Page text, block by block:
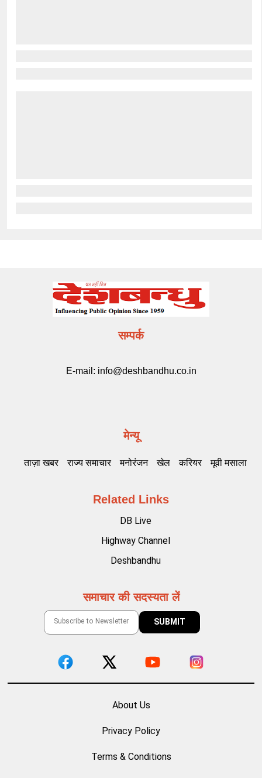
सम्पर्क
E-mail: info@deshbandhu.co.in
मेन्यू
ताज़ा खबर राज्य समाचार मनोरंजन खेल करियर मूवी मसाला
Related Links
DB Live
Highway Channel
Deshbandhu
समाचार की सदस्यता लें
About Us
Privacy Policy
Terms & Conditions